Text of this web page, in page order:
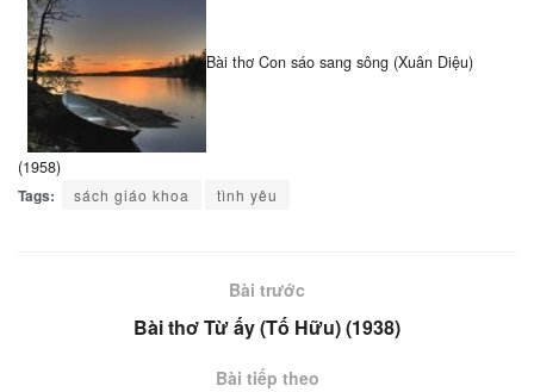
Bài thơ Con sáo sang sông (Xuân Diệu)
(1958)
Tags:
sách giáo khoa tình yêu
Bài trước
Bài thơ Từ ấy (Tố Hữu) (1938)
Bài tiếp theo